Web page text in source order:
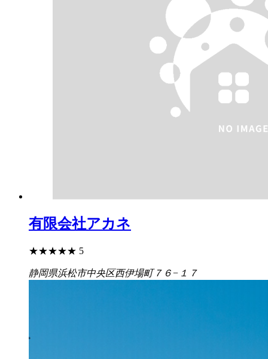
有限会社アカネ
★★★★★ 5
静岡県浜松市中央区西伊場町７６−１７